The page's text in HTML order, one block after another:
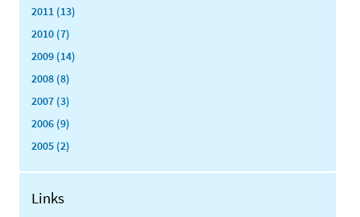
2011 (13)
2010 (7)
2009 (14)
2008 (8)
2007 (3)
2006 (9)
2005 (2)
Links